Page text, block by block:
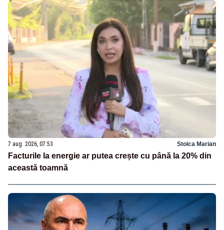
7 aug. 2026, 07:53 Stoica Marian
Facturile la energie ar putea crește cu până la 20% din
această toamnă